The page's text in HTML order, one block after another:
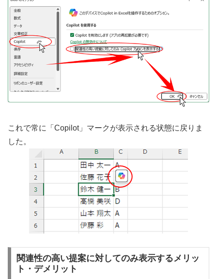
これで常に「Copilot」マークが表示される状態に戻りま
した。
関連性の高い提案に対してのみ表示するメリッ
ト・デメリット